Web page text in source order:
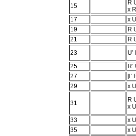
15
R
x
17
x
19
R
21
R
23
U’
25
27
[l’
29
x
31
R
x
33
x
35
x